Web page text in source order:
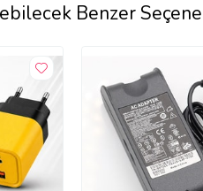
Benzer